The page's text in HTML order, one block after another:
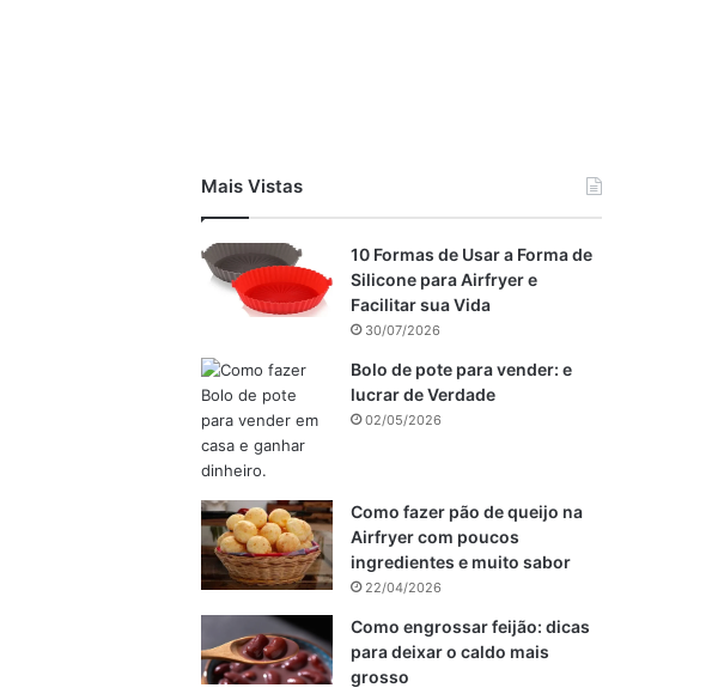
Mais Vistas
10 Formas de Usar a Forma de
Silicone para Airfryer e
Facilitar sua Vida
30/07/2026
Bolo de pote para vender: e
lucrar de Verdade
02/05/2026
Como fazer pão de queijo na
Airfryer com poucos
ingredientes e muito sabor
22/04/2026
Como engrossar feijão: dicas
para deixar o caldo mais
grosso